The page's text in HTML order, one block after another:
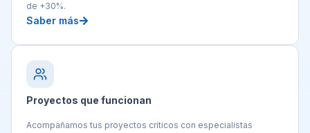
de +30%.
Saber más
Proyectos que funcionan
Acompañamos tus proyectos críticos con especialistas